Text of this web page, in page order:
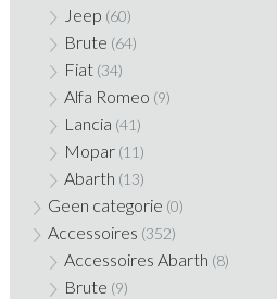
Jeep (60)
Brute (64)
Fiat (34)
Alfa Romeo (9)
Lancia (41)
Mopar (11)
Abarth (13)
Geen categorie (0)
Accessoires (352)
Accessoires Abarth (8)
Brute (9)